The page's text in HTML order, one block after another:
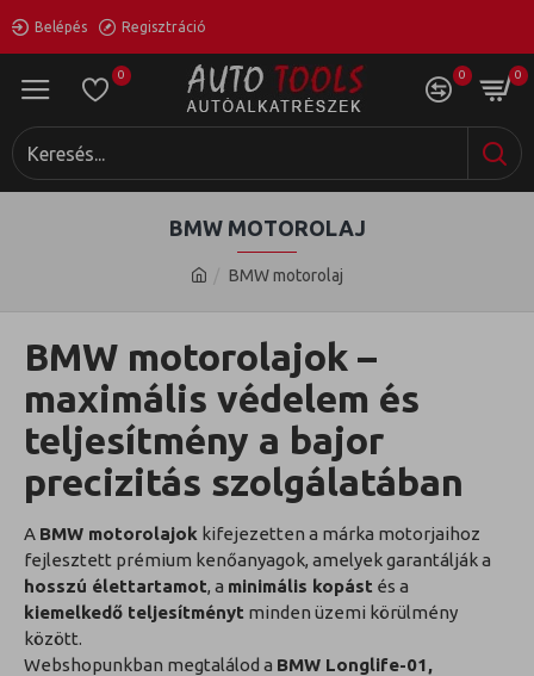
Belépés Regisztráció
0 0 0
BMW motorolaj
BMW MOTOROLAJ
BMW motorolajok –
maximális védelem és
teljesítmény a bajor
precizitás szolgálatában
A BMW motorolajok kifejezetten a márka motorjaihoz
fejlesztett prémium kenőanyagok, amelyek garantálják a
hosszú élettartamot, a minimális kopást és a
kiemelkedő teljesítményt minden üzemi körülmény
között.
Webshopunkban megtalálod a BMW Longlife-01,